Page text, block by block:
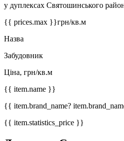
у дуплексах Святошинського
{{ prices.max }}грн/кв.м
Назва
Забудовник
Ціна, грн/кв.м
{{ item.name }}
{{ item.brand_name?
{{ item.statistics_price }}